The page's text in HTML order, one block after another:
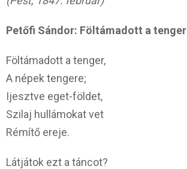
Petőfi Sándor: Föltámadott a tenger
Föltámadott a tenger,
A népek tengere;
Ijesztve eget-földet,
Szilaj hullámokat vet
Rémítő ereje.
Látjátok ezt a táncot?